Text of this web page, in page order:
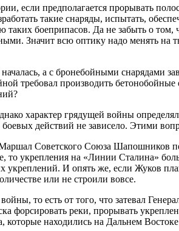
если предполагается прорывать
такие снаряды, испытать,
боеприпасов. Да не забыть о том,
Значит всю оптику надо менять на
а с бронебойными снарядами
требовал производить
характер грядущей войны
действий не зависело. Этими
Советского Союза Шапошников
то укрепления на «Линии Сталина»
укреплений. И опять же, если Жуков
или не строили вовсе.
то есть от того, что затевал
форсировать реки, прорывать
находились на Дальнем Востоке